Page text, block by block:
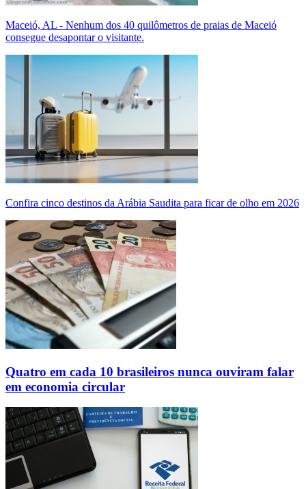
Maceió, AL - Nenhum dos 40 quilômetros de praias de Maceió
consegue desapontar o visitante.
Confira cinco destinos da Arábia Saudita para ficar de olho em 2026
Quatro em cada 10 brasileiros nunca ouviram falar
em economia circular